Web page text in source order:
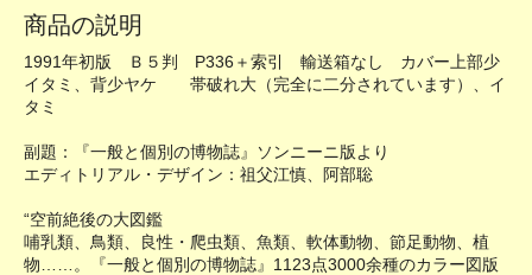
商品の説明
1991年初版 Ｂ５判 P336＋索引 輸送箱なし カバー上部少
イタミ、背少ヤケ 帯破れ大（完全に二分されています）、イ
タミ
副題：『一般と個別の博物誌』ソンニーニ版より
エディトリアル・デザイン：祖父江慎、阿部聡
“空前絶後の大図鑑
哺乳類、鳥類、良性・爬虫類、魚類、軟体動物、節足動物、植
物……。『一般と個別の博物誌』1123点3000余種のカラー図版